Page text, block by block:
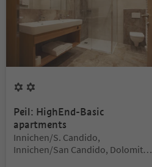
Peil: HighEnd-Basic
apartments
Lokalizacja:
Innichen/S. Candido,
Innichen/San Candido, Dolomites